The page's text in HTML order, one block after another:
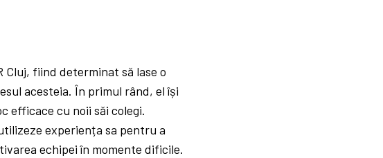
fiind determinat să lase o
acesteia. În primul rând, el își
efficace cu noii săi colegi.
experiența sa pentru a
echipei în momente dificile.